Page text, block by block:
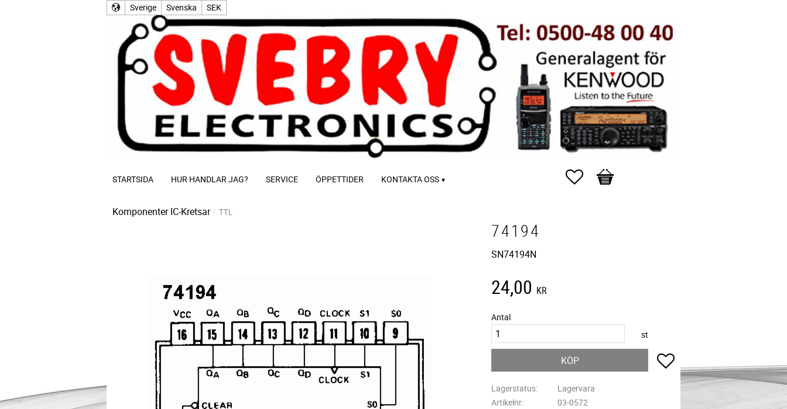
Sverige Svenska SEK
STARTSIDA HUR HANDLAR JAG? SERVICE ÖPPETTIDER KONTAKTA OSS Favoriter
Kundvagn
Komponenter IC-Kretsar TTL
74194
SN74194N
24,00 KR
Antal
st
KÖP Lägg till i favoriter
Lagerstatus
Lagervara
Artikelnr
03-0572